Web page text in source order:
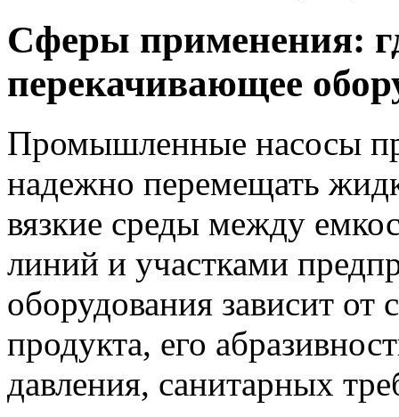
Сферы применения:
перекачивающее
Промышленные насосы
надежно перемещать
вязкие среды между
линий и участками
оборудования зависит от
продукта, его
давления, санитарных